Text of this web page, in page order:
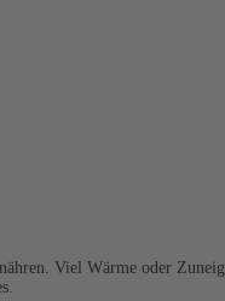
Viel Wärme oder